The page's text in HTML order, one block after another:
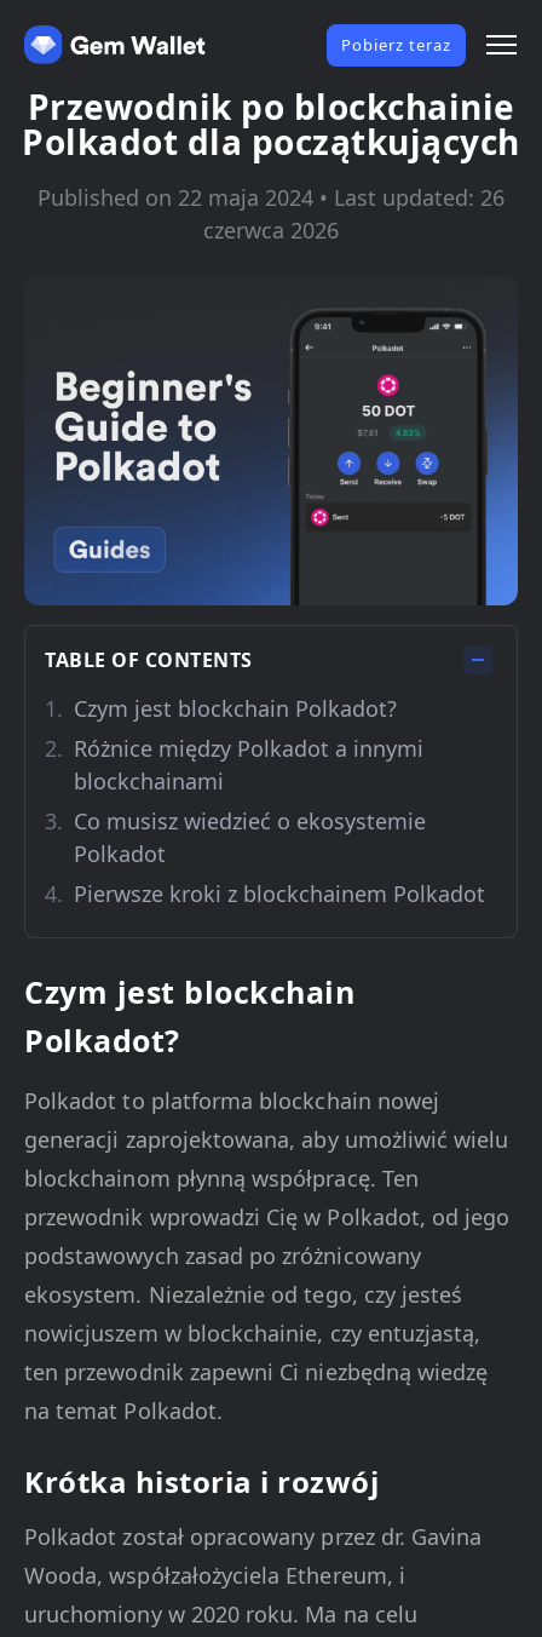
Pobierz teraz
Przewodnik po blockchainie
Polkadot dla początkujących
Published on 22 maja 2024 • Last updated: 26
czerwca 2026
TABLE OF CONTENTS
Czym jest blockchain Polkadot?
Różnice między Polkadot a innymi
blockchainami
Co musisz wiedzieć o ekosystemie
Polkadot
Pierwsze kroki z blockchainem Polkadot
Czym jest blockchain
Polkadot?
Polkadot to platforma blockchain nowej
generacji zaprojektowana, aby umożliwić wielu
blockchainom płynną współpracę. Ten
przewodnik wprowadzi Cię w Polkadot, od jego
podstawowych zasad po zróżnicowany
ekosystem. Niezależnie od tego, czy jesteś
nowicjuszem w blockchainie, czy entuzjastą,
ten przewodnik zapewni Ci niezbędną wiedzę
na temat Polkadot.
Krótka historia i rozwój
Polkadot został opracowany przez dr. Gavina
Wooda, współzałożyciela Ethereum, i
uruchomiony w 2020 roku. Ma na celu